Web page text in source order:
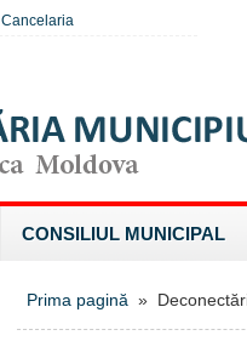
Cancelaria
CONSILIUL MUNICIPAL
Prima pagină »